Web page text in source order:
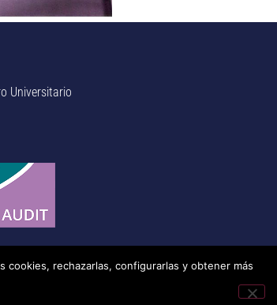
Universitario
cookies, rechazarlas, configurarlas y obtener más